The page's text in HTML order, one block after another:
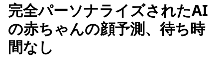
完全パーソナライズされたAI
の赤ちゃんの顔予測、待ち時
間なし